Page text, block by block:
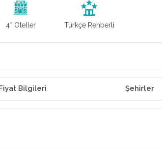
4* Oteller Türkçe Rehberli
Bilgileri Şehirler